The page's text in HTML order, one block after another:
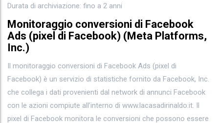
Durata di archiviazione: fino a 2 anni
Monitoraggio conversioni di Facebook
Ads (pixel di Facebook) (Meta Platforms,
Inc.)
Il monitoraggio conversioni di Facebook Ads (pixel di
Facebook) è un servizio di statistiche fornito da Facebook, Inc.
che collega i dati provenienti dal network di annunci Facebook
con le azioni compiute all’interno di www.lacasadirinaldo.it. Il
pixel di Facebook monitora le conversioni che possono essere